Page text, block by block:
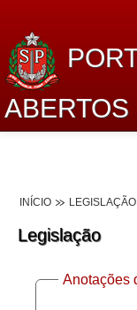
ABERTOS
Dados Abertos
Lei de Acesso à
Dados
INÍCIO LEGISLAÇÃO
Legislação
Anotações